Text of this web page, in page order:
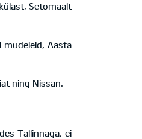
Setomaalt
Aasta
ning Nissan.
Tallinnaga, ei